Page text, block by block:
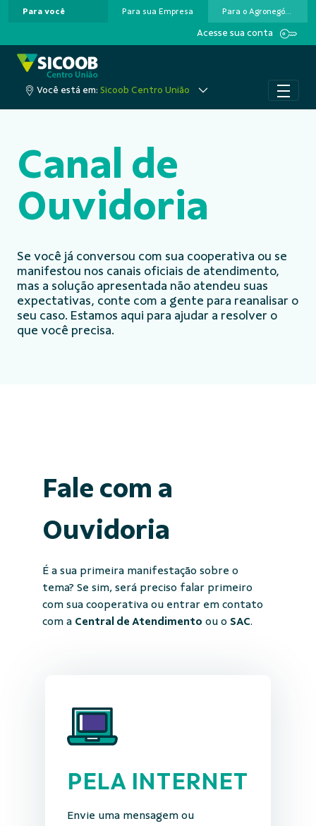
Pular para o Conteúdo principal
Para você Para sua Empresa Para o Agronegócio
Acesse sua conta
Você está em: Sicoob Centro União
Canal de
Ouvidoria
Se você já conversou com sua cooperativa ou se
manifestou nos canais oficiais de atendimento,
mas a solução apresentada não atendeu suas
expectativas, conte com a gente para reanalisar o
seu caso. Estamos aqui para ajudar a resolver o
que você precisa.
Fale com a
Ouvidoria
É a sua primeira manifestação sobre o
tema? Se sim, será preciso falar primeiro
com sua cooperativa ou entrar em contato
com a Central de Atendimento ou o SAC.
PELA INTERNET
Envie uma mensagem ou